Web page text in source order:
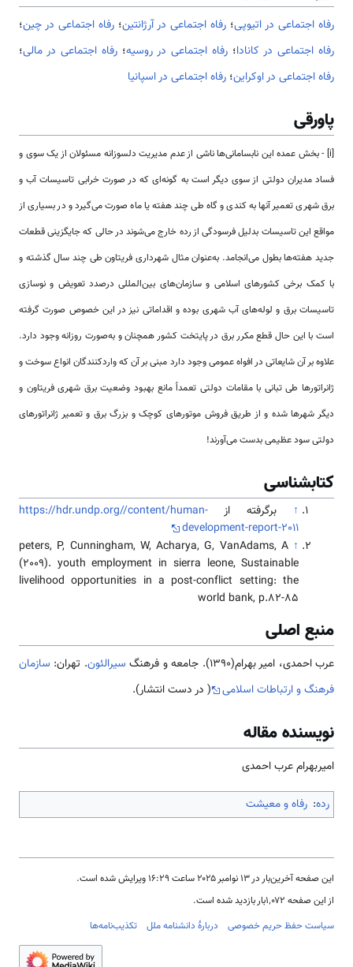
رفاه اجتماعی در اتیوپی؛ رفاه اجتماعی در آرژانتین؛ رفاه اجتماعی در چین؛
رفاه اجتماعی در کانادا؛ رفاه اجتماعی در روسیه؛ رفاه اجتماعی در مالی؛
رفاه اجتماعی در اوکراین؛ رفاه اجتماعی در اسپانیا
پاورقی
[i] - بخش عمده این نابسامانی‌ها ناشی از عدم مدیریت دلسوزانه مسئولان از یک سوی و
فساد مدیران دولتی از سوی دیگر است به گونه‌ای که در صورت خرابی تاسیسات آب و
برق شهری تعمیر آنها به کندی و گاه طی چند هفته یا ماه صورت می‌گیرد و در بسیاری از
مواقع این تاسیسات بدلیل فرسودگی از رده خارج می‌شوند در حالی که جایگزینی قطعات
جدید هفته‌ها بطول می‌انجامد. به‌عنوان مثال شهرداری فریتاون طی چند سال گذشته و
با کمک برخی کشورهای اسلامی و سازمان‌های بین‌المللی درصدد تعویض و نوسازی
تاسیسات برق و لوله‌های آب شهری بوده و اقداماتی نیز در این خصوص صورت گرفته
است با این حال قطع مکرر برق در پایتخت کشور همچنان و به‌صورت روزانه وجود دارد.
علاوه بر آن شایعاتی در افواه عمومی وجود دارد مبنی بر آن که واردکنندگان انواع سوخت و
ژانراتورها طی تبانی با مقامات دولتی تعمداً مانع بهبود وضعیت برق شهری فریتاون و
دیگر شهرها شده و از طریق فروش موتورهای کوچک و بزرگ برق و تعمیر ژانراتورهای
دولتی سود عظیمی بدست می‌آورند!
کتابشناسی
↑ برگرفته از https://hdr.undp.org//content/human-
development-report-2011
↑
peters, P, Cunningham, W, Acharya, G, VanAdams, A
(2009). youth employment in sierra leone, Sustainable
livelihood opportunities in a post-conflict setting: the
world bank, p.82-85
منبع اصلی
عرب احمدی، امیر بهرام(1390). جامعه و فرهنگ سیرالئون. تهران: سازمان
فرهنگ و ارتباطات اسلامی
( در دست انتشار).
نویسنده مقاله
امیربهرام عرب احمدی
رده: رفاه و معیشت
این صفحه آخرین‌بار در ‏۱۳ نوامبر ۲۰۲۵ ساعت ‏۱۶:۲۹ ویرایش شده است.
از این صفحه ۱٬۰۷۲بار بازدید شده است.
سیاست حفظ حریم خصوصی
دربارهٔ دانشنامه ملل تکذیب‌نامه‌ها